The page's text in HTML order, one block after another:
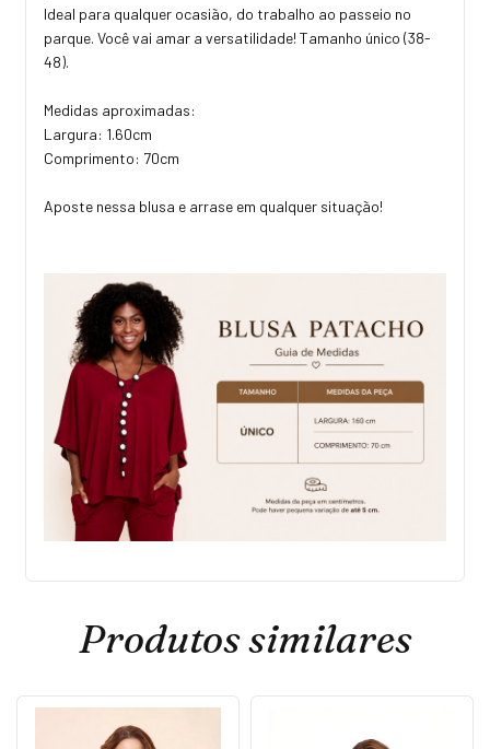
Ideal para qualquer ocasião, do trabalho ao passeio no
parque. Você vai amar a versatilidade! Tamanho único (38-
48).
Medidas aproximadas:
Largura: 1.60cm
Comprimento: 70cm
Aposte nessa blusa e arrase em qualquer situação!
Produtos similares